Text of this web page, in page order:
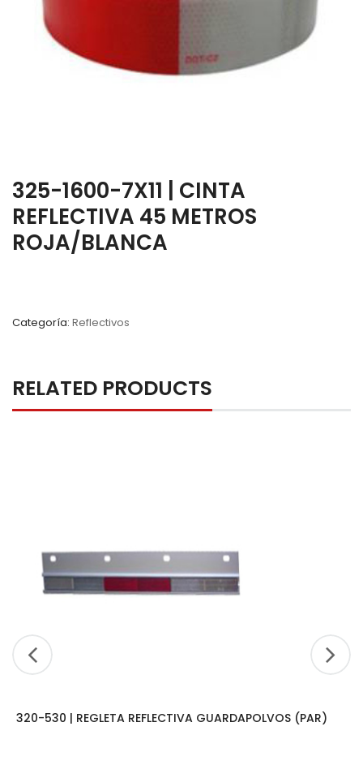
325-1600-7X11 | CINTA
REFLECTIVA 45 METROS
ROJA/BLANCA
Categoría: Reflectivos
RELATED PRODUCTS
320-530 | REGLETA REFLECTIVA GUARDAPOLVOS (PAR)